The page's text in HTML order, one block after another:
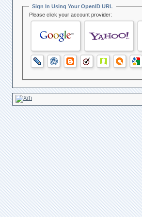
Sign In Using Your OpenID URL
Please click your account provider: